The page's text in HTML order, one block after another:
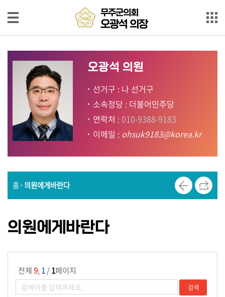
본문으로 바로가기
메인메뉴 바로가기
무
군
의
장
인
사
말
의
원
동
정
발
언
회
5
자
유
발
언
무주군의회
오광석 의장
오광석 의원
선거구 : 나 선거구
소속정당 : 더불어민주당
연락처 : 010-9388-9183
이메일 : ohsuk9183@korea.kr
홈 의원에게바란다
의원에게바란다
전체9, 1/1페이지